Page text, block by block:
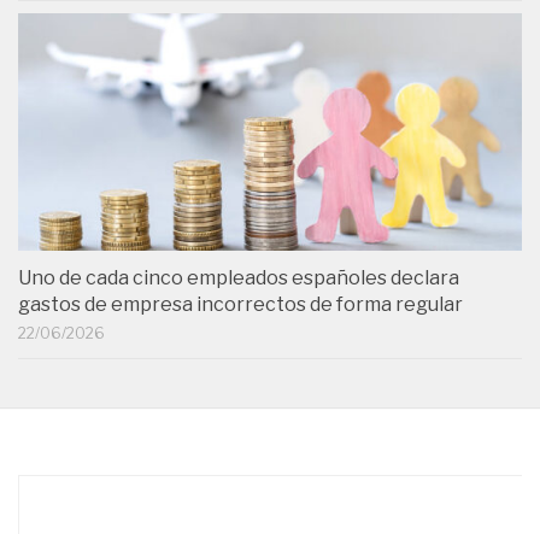
Uno de cada cinco empleados españoles declara
gastos de empresa incorrectos de forma regular
22/06/2026